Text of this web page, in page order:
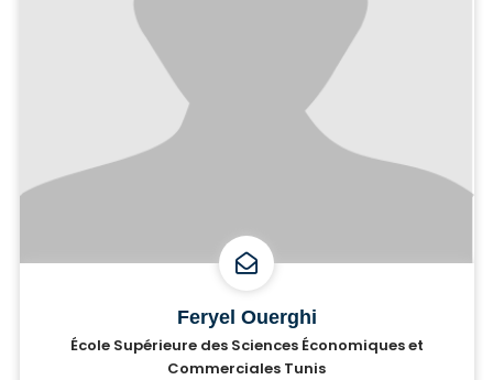
Feryel Ouerghi
École Supérieure des Sciences Économiques et
Commerciales Tunis